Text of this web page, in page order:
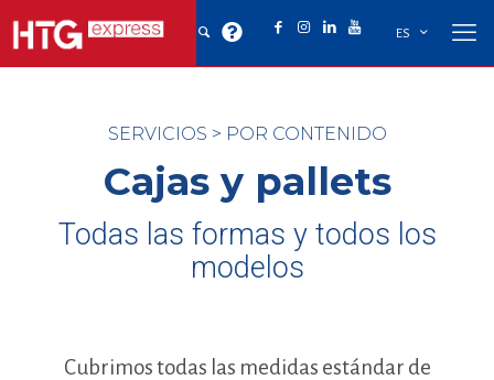
ES
SERVICIOS > POR CONTENIDO
Cajas y pallets
Todas las formas y todos los
modelos
Cubrimos todas las medidas estándar de